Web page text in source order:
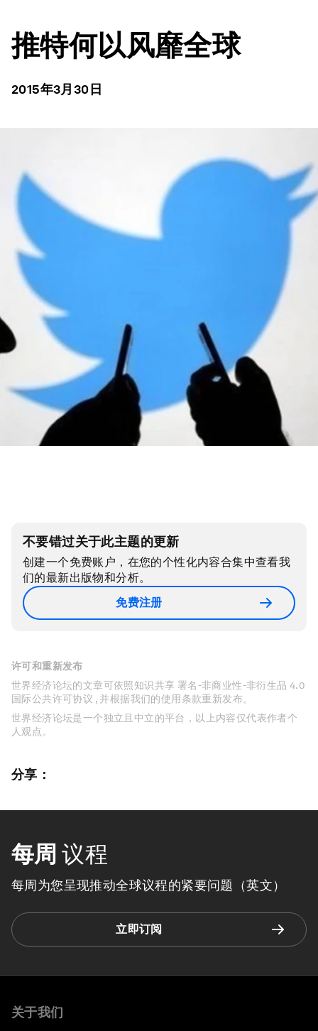
推特何以风靡全球
2015年3月30日
不要错过关于此主题的更新
创建一个免费账户，在您的个性化内容合集中查看我
们的最新出版物和分析。
免费注册
许可和重新发布
世界经济论坛的文章可依照知识共享 署名-非商业性-非衍生品 4.0
国际公共许可协议 , 并根据我们的使用条款重新发布。
世界经济论坛是一个独立且中立的平台，以上内容仅代表作者个
人观点。
分享：
每周 议程
每周为您呈现推动全球议程的紧要问题（英文）
立即订阅
关于我们